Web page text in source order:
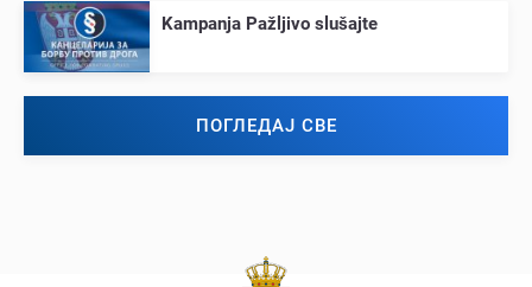
Kampanja Pažljivo slušajtе
ПОГЛЕДАЈ СВЕ